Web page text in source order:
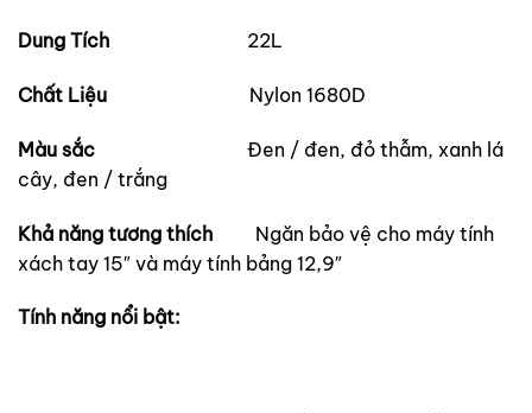
Dung Tích 22L
Chất Liệu Nylon 1680D
Màu sắc Đen / đen, đỏ thẫm, xanh lá
cây, đen / trắng
Khả năng tương thích Ngăn bảo vệ cho máy tính
xách tay 15″ và máy tính bảng 12,9″
Tính năng nổi bật: